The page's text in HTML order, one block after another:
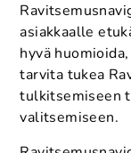
asiakkaalle
hyvä
tarvita tukea
tulkitsemiseen
valitsemiseen.